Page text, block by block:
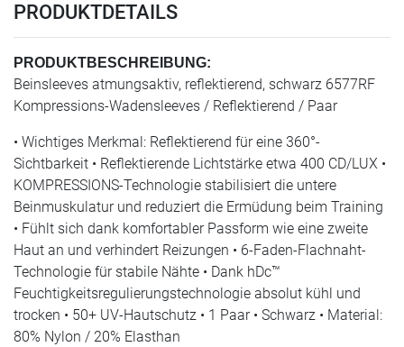
PRODUKTDETAILS
PRODUKTBESCHREIBUNG:
Beinsleeves atmungsaktiv, reflektierend, schwarz 6577RF
Kompressions-Wadensleeves / Reflektierend / Paar
• Wichtiges Merkmal: Reflektierend für eine 360°-
Sichtbarkeit • Reflektierende Lichtstärke etwa 400 CD/LUX •
KOMPRESSIONS-Technologie stabilisiert die untere
Beinmuskulatur und reduziert die Ermüdung beim Training
• Fühlt sich dank komfortabler Passform wie eine zweite
Haut an und verhindert Reizungen • 6-Faden-Flachnaht-
Technologie für stabile Nähte • Dank hDc™
Feuchtigkeitsregulierungstechnologie absolut kühl und
trocken • 50+ UV-Hautschutz • 1 Paar • Schwarz • Material:
80% Nylon / 20% Elasthan